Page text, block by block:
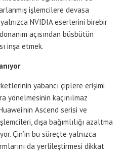
işlemcilere devasa
NVIDIA eserlerini birebir
açısından büsbütün
inşa etmek.
yabancı çiplere erişimi
yönelmesinin kaçınılmaz
Ascend serisi ve
dışa bağımlılığı azaltma
Çin’in bu süreçte yalnızca
da yerlileştirmesi dikkat